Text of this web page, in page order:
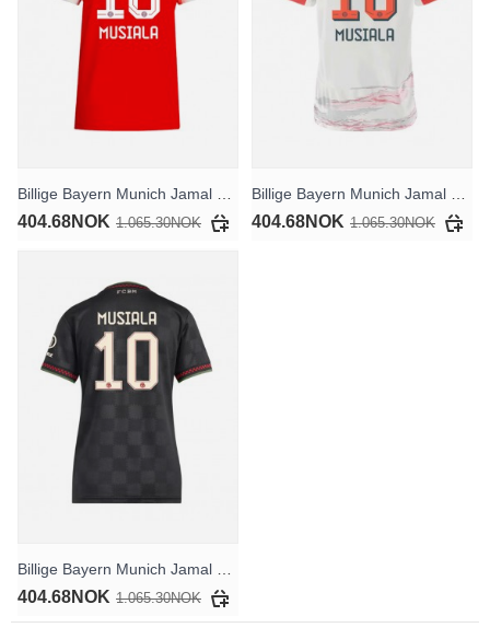
404.68NOK 1.065.30NOK 404.68NOK 1.065.30NOK
404.68NOK 1.065.30NOK